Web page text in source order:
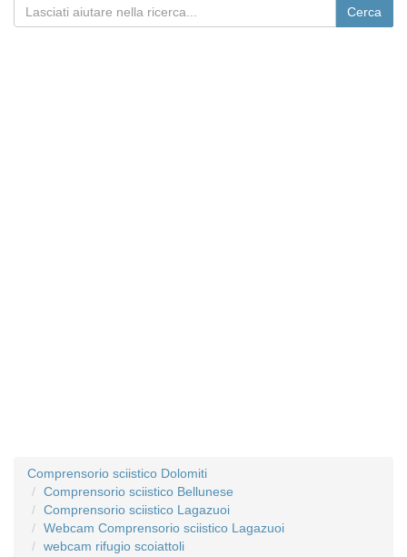
Comprensorio sciistico Dolomiti
Comprensorio sciistico Bellunese
Comprensorio sciistico Lagazuoi
Webcam Comprensorio sciistico Lagazuoi
webcam rifugio scoiattoli